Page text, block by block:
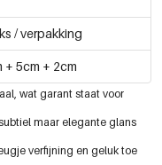
/ verpakking
+ 5cm + 2cm
wat garant staat voor
maar elegante glans
verfijning en geluk toe